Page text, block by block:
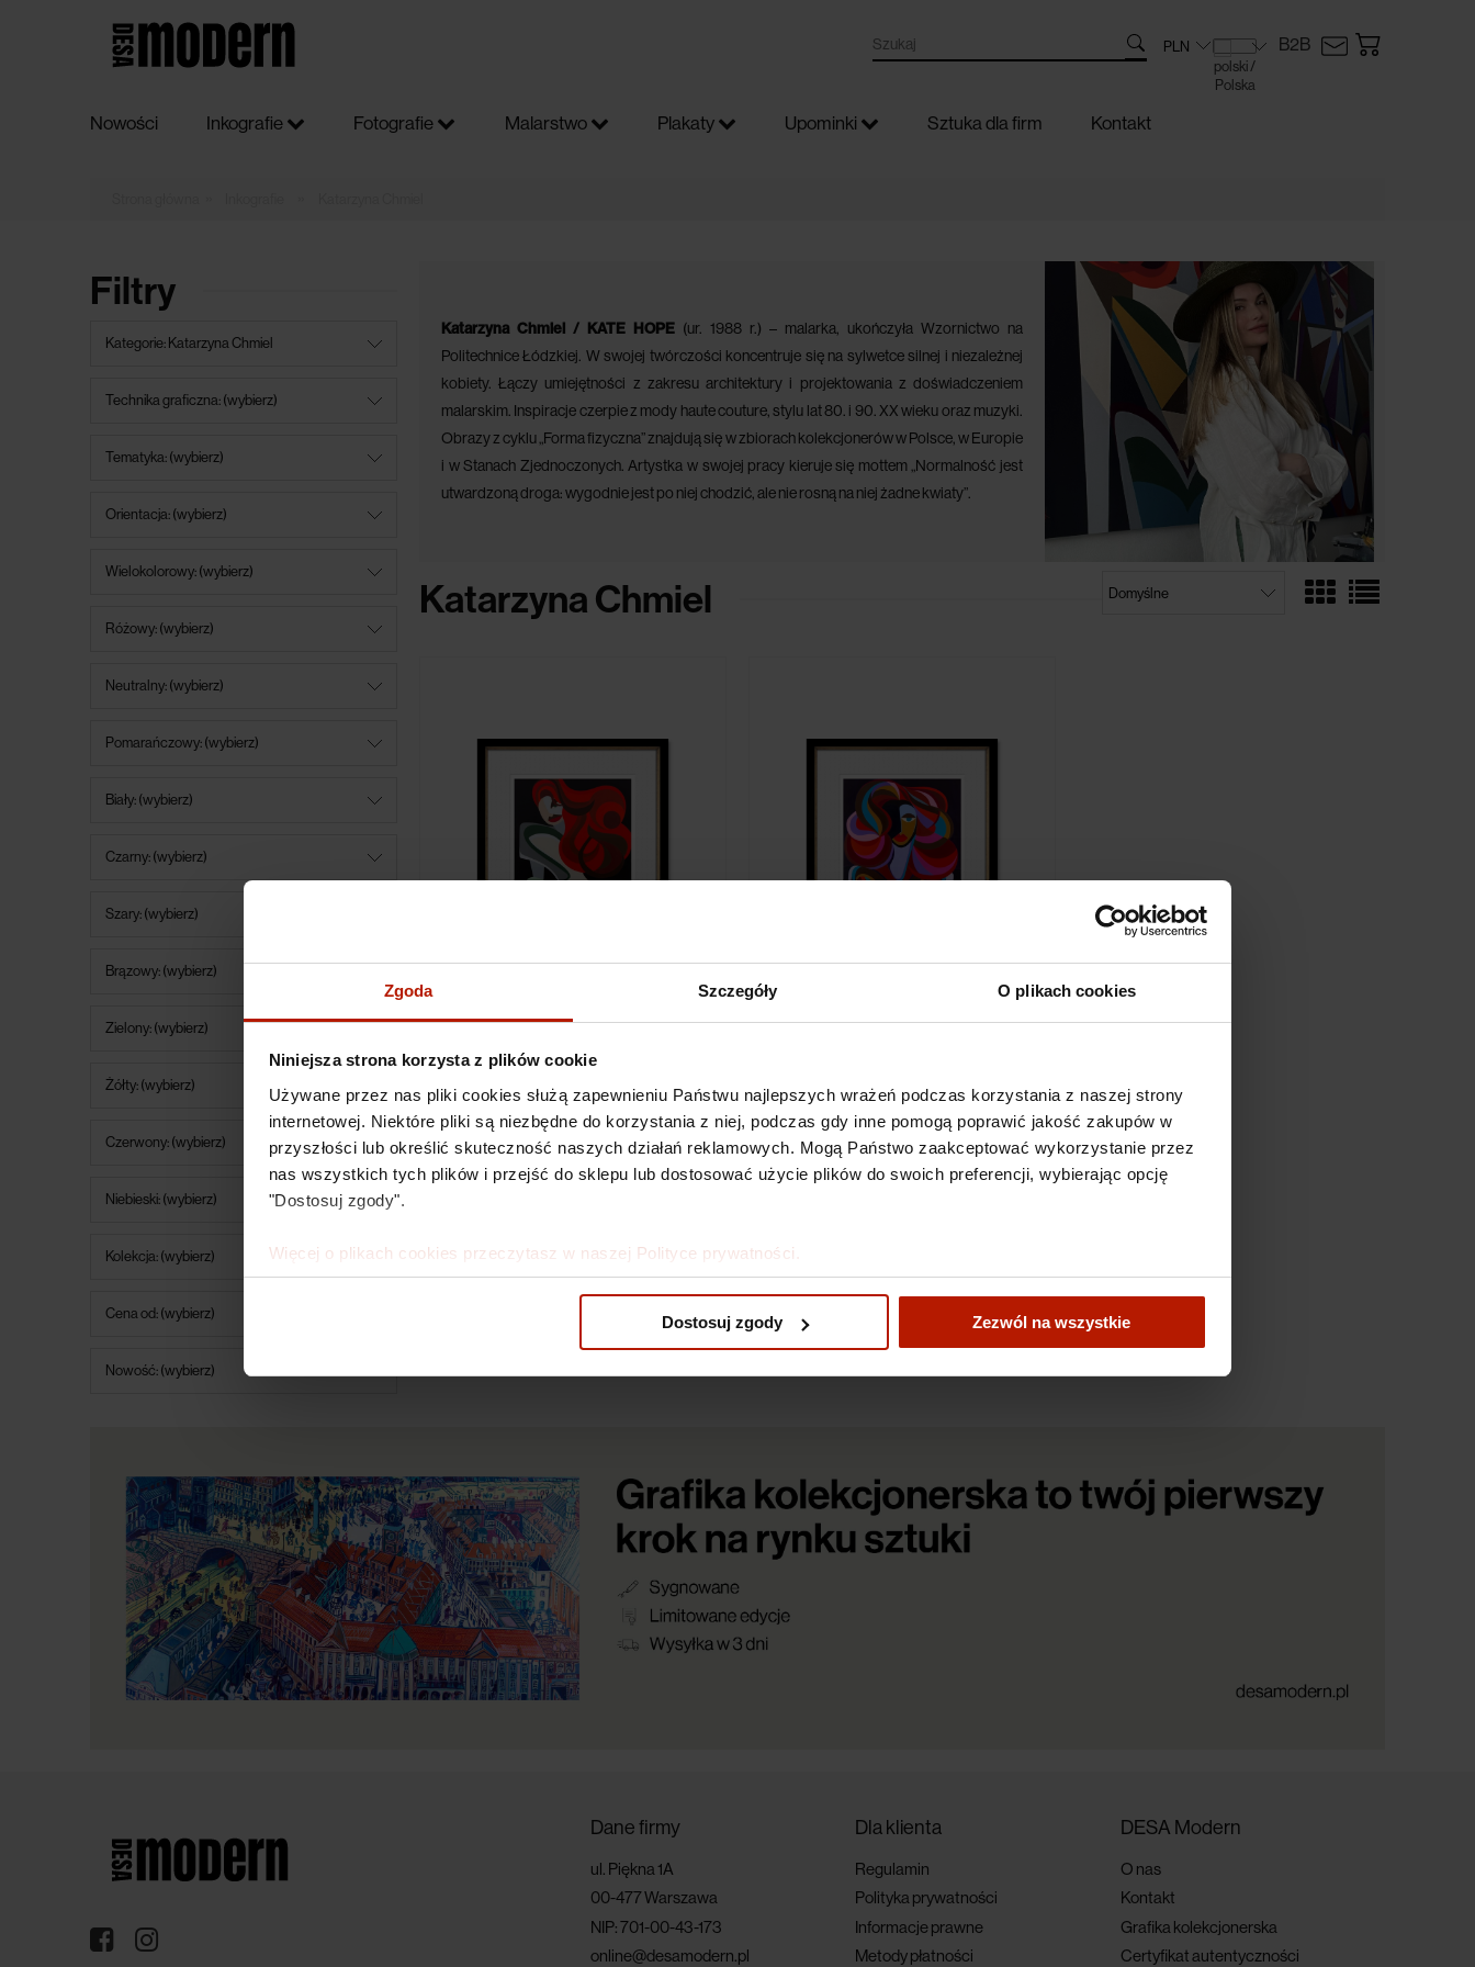
Zgoda Szczegóły O plikach cookies
Niniejsza strona korzysta z plików cookie
Używane przez nas pliki cookies służą zapewnieniu Państwu najlepszych wrażeń podczas korzystania z naszej strony
internetowej. Niektóre pliki są niezbędne do korzystania z niej, podczas gdy inne pomogą poprawić jakość zakupów w
przyszłości lub określić skuteczność naszych działań reklamowych. Mogą Państwo zaakceptować wykorzystanie przez
nas wszystkich tych plików i przejść do sklepu lub dostosować użycie plików do swoich preferencji, wybierając opcję
"Dostosuj zgody".
Więcej o plikach cookies przeczytasz w naszej Polityce prywatności.
Dostosuj zgody Zezwól na wszystkie
B2B
Nowości Inkografie Fotografie Malarstwo Plakaty Upominki Sztuka dla firm Kontakt
Filtry
Kategorie: Katarzyna Chmiel
Technika graficzna: (wybierz)
Tematyka: (wybierz)
Orientacja: (wybierz)
Wielokolorowy: (wybierz)
Różowy: (wybierz)
Neutralny: (wybierz)
Pomarańczowy: (wybierz)
Biały: (wybierz)
Czarny: (wybierz)
Szary: (wybierz)
Brązowy: (wybierz)
Zielony: (wybierz)
Żółty: (wybierz)
Czerwony: (wybierz)
Niebieski: (wybierz)
Kolekcja: (wybierz)
Cena od: (wybierz)
Nowość: (wybierz)
Katarzyna Chmiel / KATE HOPE (ur. 1988 r.) – malarka, ukończyła Wzornictwo na
Politechnice Łódzkiej. W swojej twórczości koncentruje się na sylwetce silnej i niezależnej
kobiety. Łączy umiejętności z zakresu architektury i projektowania z doświadczeniem
malarskim. Inspiracje czerpie z mody haute couture, stylu lat 80. i 90. XX wieku oraz muzyki.
Obrazy z cyklu „Forma fizyczna” znajdują się w zbiorach kolekcjonerów w Polsce, w Europie
i w Stanach Zjednoczonych. Artystka w swojej pracy kieruje się mottem „Normalność jest
utwardzoną droga: wygodnie jest po niej chodzić, ale nie rosną na niej żadne kwiaty”.
Katarzyna Chmiel
Marzenie
1 090,00 zł
1 090,00 zł
Dane firmy
ul. Piękna 1A
00-477 Warszawa
NIP: 701-00-43-173
online@desamodern.pl
Dla klienta
Regulamin
Polityka prywatności
Informacje prawne
Metody płatności
DESA Modern
O nas
Kontakt
Grafika kolekcjonerska
Certyfikat autentyczności